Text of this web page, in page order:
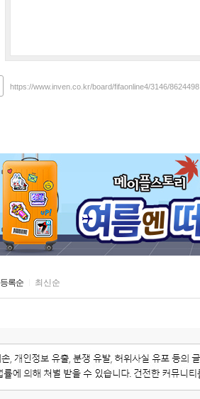
https://www.inven.co.kr/board/fifaonline4/3146/8624498
등록순 최신순